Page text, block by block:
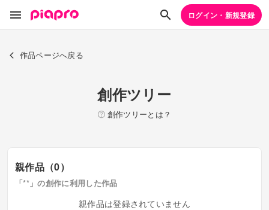
ログイン・新規登録
作品ページへ戻る
創作ツリー
創作ツリーとは？
親作品（0）
「**」の創作に利用した作品
親作品は登録されていません